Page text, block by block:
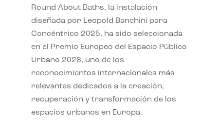
Round About Baths, la instalación
diseñada por Leopold Banchini para
Concéntrico 2025, ha sido seleccionada
en el Premio Europeo del Espacio Público
Urbano 2026, uno de los
reconocimientos internacionales más
relevantes dedicados a la creación,
recuperación y transformación de los
espacios urbanos en Europa.